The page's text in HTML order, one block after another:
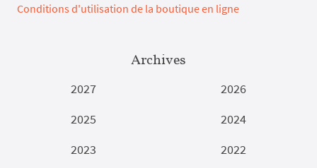
Conditions d'utilisation de la boutique en ligne
Archives
2027
2026
2025
2024
2023
2022